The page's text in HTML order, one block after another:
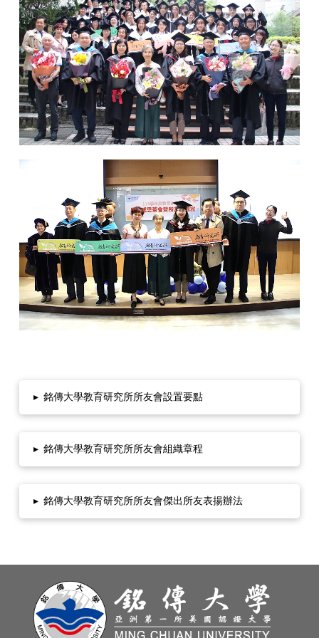
▸ 銘傳大學教育研究所所友會設置要點
▸ 銘傳大學教育研究所所友會組織章程
▸ 銘傳大學教育研究所所友會傑出所友表揚辦法